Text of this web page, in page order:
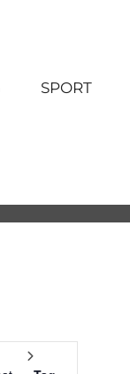
SPORT
Veranstaltung